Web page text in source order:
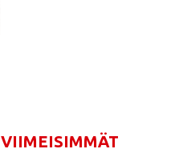
VIIMEISIMMÄT